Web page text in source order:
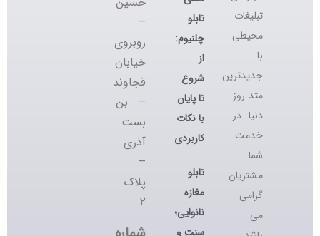
تبلیغات
محیطی
با
جدیدترین
متد روز
دنیا در
خدمت
شما
مشتریان
گرامی
می
تابلو
چلنیوم:
از
شروع
تا پایان
با نکات
کاربردی
تابلو
مغازه
نانوایی؛
سنت و
–
روبروی
خیابان
قجاوند
– بن
بست
آذری
–
پلاک
۲